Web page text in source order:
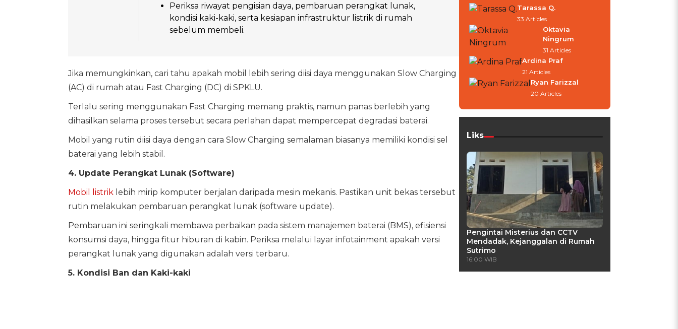
Periksa riwayat pengisian daya, pembaruan perangkat lunak,
kondisi kaki-kaki, serta kesiapan infrastruktur listrik di rumah
sebelum membeli.
Jika memungkinkan, cari tahu apakah mobil lebih sering diisi daya menggunakan Slow Charging
(AC) di rumah atau Fast Charging (DC) di SPKLU.
Terlalu sering menggunakan Fast Charging memang praktis, namun panas berlebih yang
dihasilkan selama proses tersebut secara perlahan dapat mempercepat degradasi baterai.
Mobil yang rutin diisi daya dengan cara Slow Charging semalaman biasanya memiliki kondisi sel
baterai yang lebih stabil.
4. Update Perangkat Lunak (Software)
Mobil listrik lebih mirip komputer berjalan daripada mesin mekanis. Pastikan unit bekas tersebut
rutin melakukan pembaruan perangkat lunak (software update).
Pembaruan ini seringkali membawa perbaikan pada sistem manajemen baterai (BMS), efisiensi
konsumsi daya, hingga fitur hiburan di kabin. Periksa melalui layar infotainment apakah versi
perangkat lunak yang digunakan adalah versi terbaru.
5. Kondisi Ban dan Kaki-kaki
Tarassa Q.
33 Articles
Oktavia
Ningrum
31 Articles
Ardina Praf
21 Articles
Ryan Farizzal
20 Articles
Liks
Pengintai Misterius dan CCTV
Mendadak, Kejanggalan di Rumah
Sutrimo
16:00 WIB